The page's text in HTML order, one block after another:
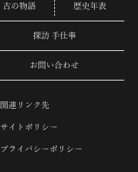
古の物語 歴史年表
探訪 手仕事
お問い合わせ
関連リンク先
サイトポリシー
プライバシーポリシー